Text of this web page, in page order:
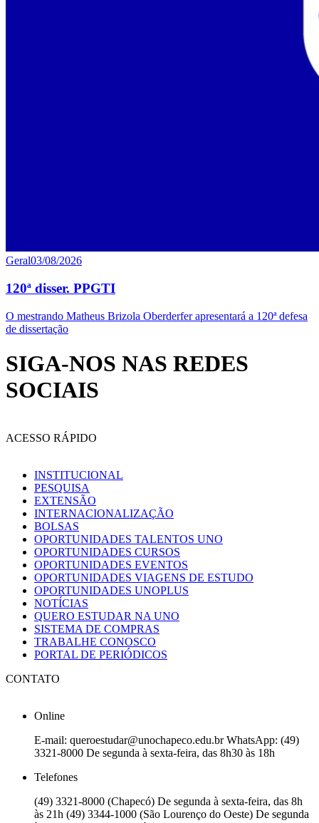
Geral03/08/2026
120ª disser. PPGTI
O mestrando Matheus Brizola Oberderfer apresentará a 120ª defesa
de dissertação
SIGA-NOS NAS REDES
SOCIAIS
ACESSO RÁPIDO
INSTITUCIONAL
PESQUISA
EXTENSÃO
INTERNACIONALIZAÇÃO
BOLSAS
OPORTUNIDADES TALENTOS UNO
OPORTUNIDADES CURSOS
OPORTUNIDADES EVENTOS
OPORTUNIDADES VIAGENS DE ESTUDO
OPORTUNIDADES UNOPLUS
NOTÍCIAS
QUERO ESTUDAR NA UNO
SISTEMA DE COMPRAS
TRABALHE CONOSCO
PORTAL DE PERIÓDICOS
CONTATO
Online
E-mail: queroestudar@unochapeco.edu.br WhatsApp: (49)
3321-8000 De segunda à sexta-feira, das 8h30 às 18h
Telefones
(49) 3321-8000 (Chapecó) De segunda à sexta-feira, das 8h
às 21h (49) 3344-1000 (São Lourenço do Oeste) De segunda